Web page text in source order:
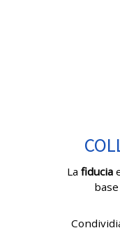
La fiducia